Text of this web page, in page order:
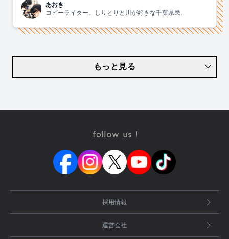
あおき
コピーライター。しりとりと川が好きな千葉県民。
もっと見る
採用情報
運営会社